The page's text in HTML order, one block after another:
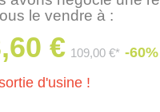
le vendre à :
€ 109,00 €* -60%
d'usine !